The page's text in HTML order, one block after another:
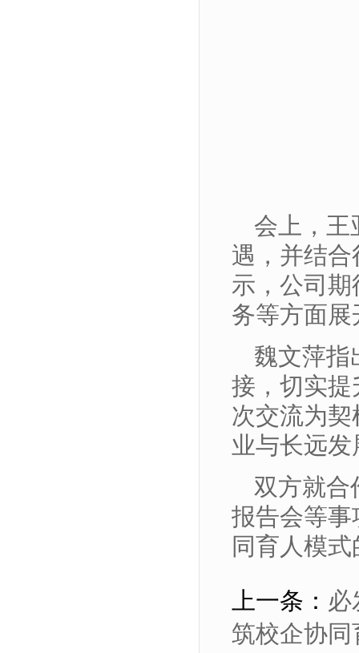
会上，王
遇，并结
示，公司
务等方面
魏文萍指
接，切实
次交流为
业与长远发
双方就合
报告会等
同育人模
上一条： 必
筑校企协